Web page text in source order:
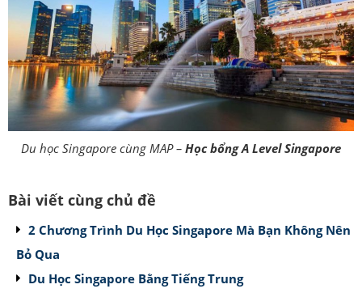
Du học Singapore cùng MAP – Học bổng A Level Singapore
Bài viết cùng chủ đề
2 Chương Trình Du Học Singapore Mà Bạn Không Nên
Bỏ Qua
Du Học Singapore Bằng Tiếng Trung